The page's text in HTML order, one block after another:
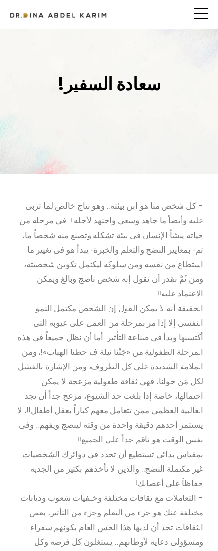
سعادة السفير!
– كل شخص منا هو ابن بيئته.. وهو نتاج خالص لما تربى
عليه وأيضاً ما جاهد وسعى واجتهد لأجله!!. فى مرحلة من
حياته ينشأ الإنسان فى بيئة تشكله وتصنع منه شخصاً ما،
ثم- بمعايير النضج والتعلم والخبرة- يبدأ هو فى تغيير ما
استطاع من نفسه ومن سلوكه ليكتمل تكوين شخصيته،
ومن ثَمَّ نقدر أن نقول إنه شخص ناضج وبالغ ويمكن
الاعتماد عليه!!.
الحقيقة أنه لا يمكن القول إن الشخص مكتمل النمو
النفسى إلا إذا مر بمرحلة من العمل على عيوبه التى
أكتسبها وبدأ فى صناعة التأثير. أما أن نظل جميعاً فى هذه
المرحلة الطفولية من «جَتْنا نيلة ف حظنا الهباب»!، ومن
الملامة الشديدة على كل الظروف، ومن الإشارة بالفشل
لكل مَن حولنا، فهى ثقافة طفولية مزعجة لا يمكن
احتمالها، خاصة إذا بلغت حد الشيوع، مزعج جداً أن تجد
الغالبية العظمى ممن تتعامل معهم كباراً بعقل أطفال!!، لا
يستثمر أحدهم دقيقة واحدة من وقته لينضج ويفهم.. وفى
نفس الوقت هو ناقم جداً على الجميع!!.
بمقياس بدائى تستطيع أن تحدد فى دوائرك الشخصيات
غير مكتملة النضج.. والذين لا تأخذهم بكثير من الجدية
حفاظاً على أعصابك!.
– التعاملات مع ثقافات مختلفة وخلفيات شعوب وديانات
مختلفة عنك هو جزء من التعلم وجزء من التأثير، بعض
الثقافات تجد أن لديها هذا الحس العام بكونهم سفراء
ومسؤولى دعاية لأوطانهم.. يستغلون كل فرصة وكل